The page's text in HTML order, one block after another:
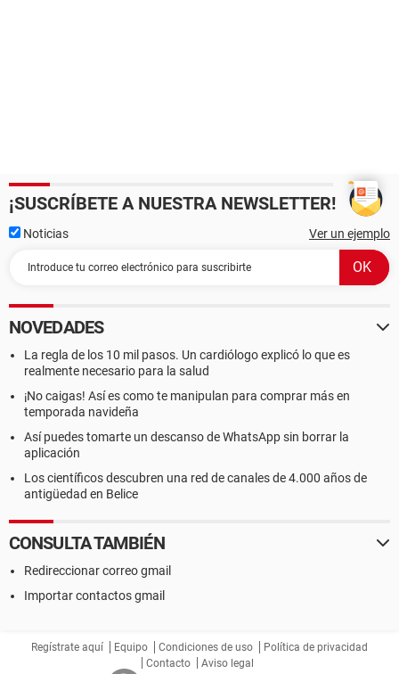
¡SUSCRÍBETE A NUESTRA NEWSLETTER!
Noticias Ver un ejemplo
NOVEDADES
La regla de los 10 mil pasos. Un cardiólogo explicó lo que es
realmente necesario para la salud
¡No caigas! Así es como te manipulan para comprar más en
temporada navideña
Así puedes tomarte un descanso de WhatsApp sin borrar la
aplicación
Los científicos descubren una red de canales de 4.000 años de
antigüedad en Belice
CONSULTA TAMBIÉN
Redireccionar correo gmail
Importar contactos gmail
Regístrate aquí Equipo Condiciones de uso
Política de privacidad
Contacto
Aviso legal